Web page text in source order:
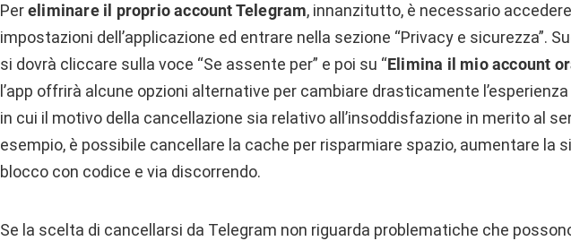
Pereliminare il proprio account Telegram, innanzitutto, è necessario
impostazioni dell’applicazione ed entrare nella sezione “Privacy e sicurezza”.
si dovrà cliccare sulla voce “Se assente per” e poi su “Elimina il mio account
l’app offrirà alcune opzioni alternative per cambiare drasticamente l’esperienza
in cui il motivo della cancellazione sia relativo all’insoddisfazione in merito al
esempio, è possibile cancellare la cache per risparmiare spazio, aumentare la
blocco con codice e via discorrendo.
Se la scelta di cancellarsi da Telegram non riguarda problematiche che